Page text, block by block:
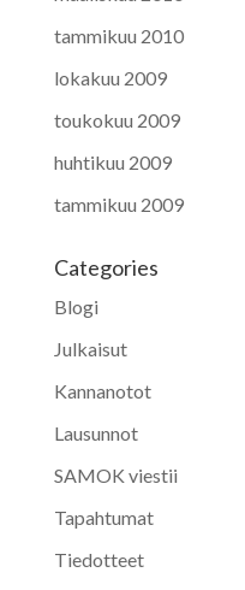
tammikuu 2010
lokakuu 2009
toukokuu 2009
huhtikuu 2009
tammikuu 2009
Categories
Blogi
Julkaisut
Kannanotot
Lausunnot
SAMOK viestii
Tapahtumat
Tiedotteet